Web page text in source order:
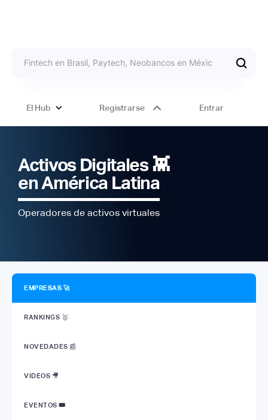
El Hub Registrarse Entrar
Activos Digitales 👾
en América Latina
Operadores de activos virtuales
EMPRESAS 🚀
RANKINGS 🥇
NOVEDADES 📰
VIDEOS 🎥
EVENTOS 🎟